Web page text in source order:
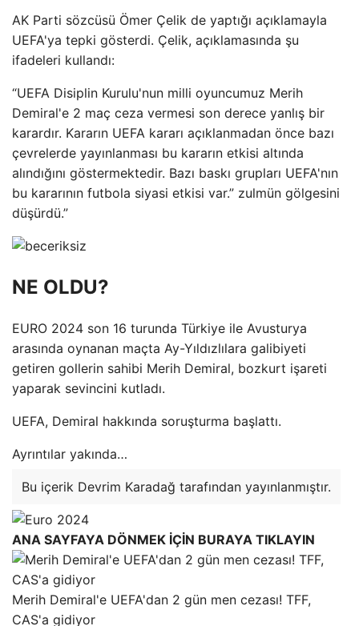
AK Parti sözcüsü Ömer Çelik de yaptığı açıklamayla
UEFA'ya tepki gösterdi. Çelik, açıklamasında şu
ifadeleri kullandı:
“UEFA Disiplin Kurulu'nun milli oyuncumuz Merih
Demiral'e 2 maç ceza vermesi son derece yanlış bir
karardır. Kararın UEFA kararı açıklanmadan önce bazı
çevrelerde yayınlanması bu kararın etkisi altında
alındığını göstermektedir. Bazı baskı grupları UEFA'nın
bu kararının futbola siyasi etkisi var.” zulmün gölgesini
düşürdü.”
NE OLDU?
EURO 2024 son 16 turunda Türkiye ile Avusturya
arasında oynanan maçta Ay-Yıldızlılara galibiyeti
getiren gollerin sahibi Merih Demiral, bozkurt işareti
yaparak sevincini kutladı.
UEFA, Demiral hakkında soruşturma başlattı.
Ayrıntılar yakında…
Bu içerik Devrim Karadağ tarafından yayınlanmıştır.
ANA SAYFAYA DÖNMEK İÇİN BURAYA TIKLAYIN
Merih Demiral'e UEFA'dan 2 gün men cezası! TFF,
CAS'a gidiyor